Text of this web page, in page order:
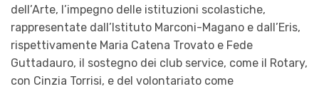
dell’Arte, l’impegno delle istituzioni scolastiche,
rappresentate dall’Istituto Marconi-Magano e dall’Eris,
rispettivamente Maria Catena Trovato e Fede
Guttadauro, il sostegno dei club service, come il Rotary,
con Cinzia Torrisi, e del volontariato come